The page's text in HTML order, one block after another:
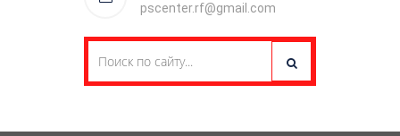
pscenter.rf@gmail.com